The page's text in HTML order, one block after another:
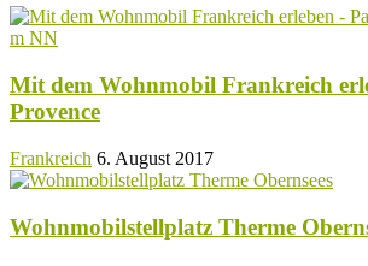
Mit dem Wohnmobil Frankreich
Provence
Frankreich 6. August 2017
Wohnmobilstellplatz Therme